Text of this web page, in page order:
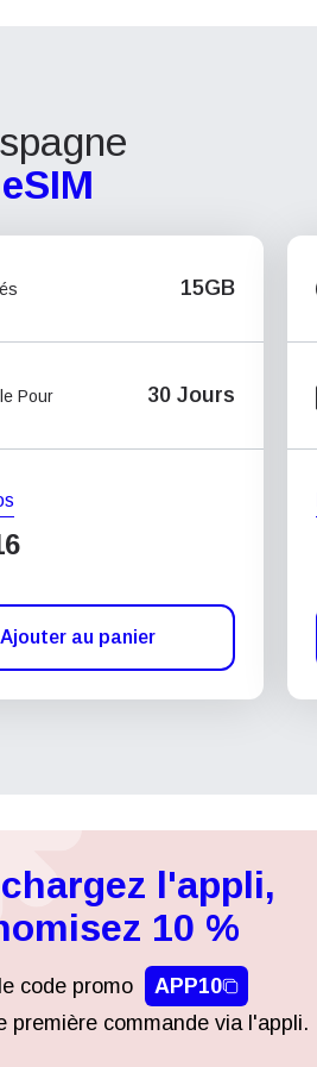
15GB
Pour 30 Jours
Ajouter au panier
l'appli,
10 %
code promo
APP10
première commande via l'appli.